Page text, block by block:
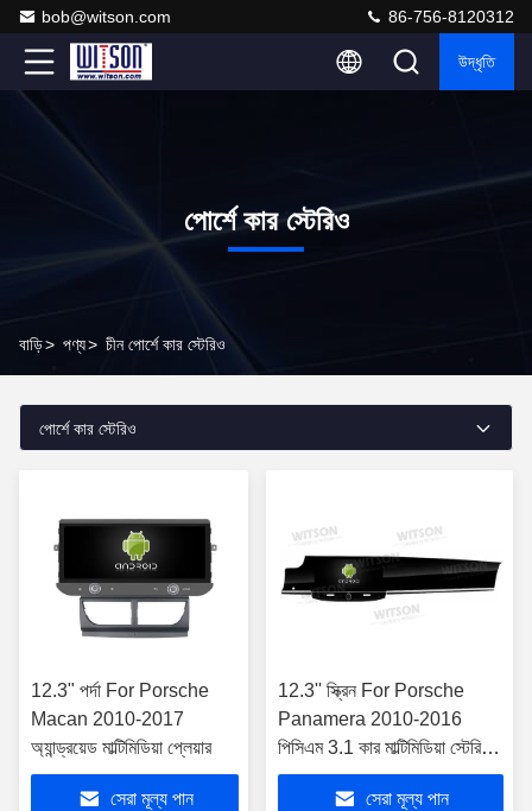
bob@witson.com 86-756-8120312
উদ্ধৃতি
পোর্শে কার স্টেরিও
বাড়ি> পণ্য> চীন পোর্শে কার স্টেরিও
পোর্শে কার স্টেরিও
12.3" পর্দা For Porsche
Macan 2010-2017
অ্যান্ড্রয়েড মাল্টিমিডিয়া প্লেয়ার
সেরা মূল্য পান
12.3'' স্ক্রিন For Porsche
Panamera 2010-2016
পিসিএম 3.1 কার মাল্টিমিডিয়া স্টেরিও
জিপিএস কারপ্লে প্লেয়ার
সেরা মূল্য পান